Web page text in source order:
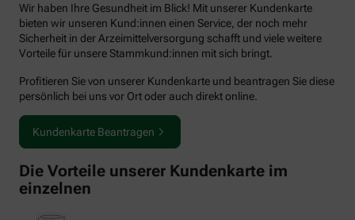
Wir haben Ihre Gesundheit im Blick! Mit unserer Kundenkarte
bieten wir unseren Kund:innen einen Service, der noch mehr
Sicherheit in der Arzeimittelversorgung schafft und viele weitere
Vorteile für unsere Stammkund:innen mit sich bringt.
Profitieren Sie von unserer Kundenkarte und beantragen Sie diese
persönlich bei uns vor Ort oder auch direkt online.
Kundenkarte Beantragen
Die Vorteile unserer Kundenkarte im
einzelnen